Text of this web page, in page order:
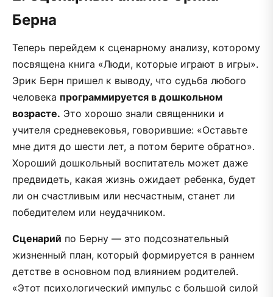
Берна
Теперь перейдем к сценарному анализу, которому
посвящена книга «Люди, которые играют в игры».
Эрик Берн пришел к выводу, что судьба любого
человека программируется в дошкольном
возрасте. Это хорошо знали священники и
учителя средневековья, говорившие: «Оставьте
мне дитя до шести лет, а потом берите обратно».
Хороший дошкольный воспитатель может даже
предвидеть, какая жизнь ожидает ребенка, будет
ли он счастливым или несчастным, станет ли
победителем или неудачником.
Сценарий по Берну — это подсознательный
жизненный план, который формируется в раннем
детстве в основном под влиянием родителей.
«Этот психологический импульс с большой силой